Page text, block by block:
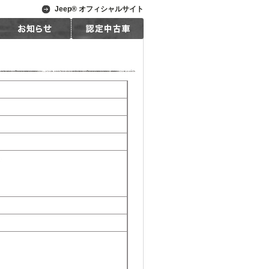
Jeep® オフィシャルサイト